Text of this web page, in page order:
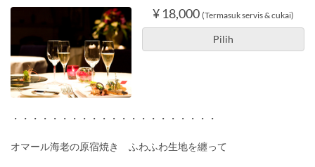
¥ 18,000 (Termasuk servis & cukai)
Pilih
・・・・・・・・・・・・・・・・・・・・・
オマール海老の原宿焼き ふわふわ生地を纏って